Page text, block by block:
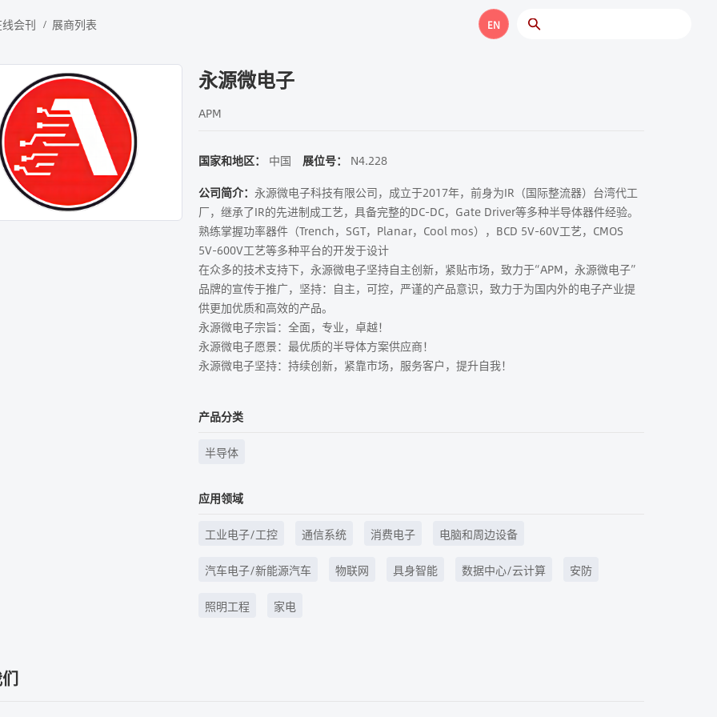
EN
会刊 展商列表
永源微电子
APM
国家和地区： 中国 展位号：
N4.228
公司简介： 永源微电子科技有限公司，成立于2017年，前身为IR（国际整流器）台湾代工
厂，继承了IR的先进制成工艺，具备完整的DC-DC，Gate Driver等多种半导体器件经验。
熟练掌握功率器件（Trench，SGT，Planar，Cool mos），BCD 5V-60V工艺，CMOS
5V-600V工艺等多种平台的开发于设计
在众多的技术支持下，永源微电子坚持自主创新，紧贴市场，致力于“APM，永源微电子”
品牌的宣传于推广，坚持：自主，可控，严谨的产品意识，致力于为国内外的电子产业提
供更加优质和高效的产品。
永源微电子宗旨：全面，专业，卓越！
永源微电子愿景：最优质的半导体方案供应商！
永源微电子坚持：持续创新，紧靠市场，服务客户，提升自我！
产品分类
半导体
应用领域
工业电子/工控 通信系统 消费电子 电脑和周边设备
汽车电子/新能源汽车 物联网 具身智能 数据中心/云计算 安防
照明工程 家电